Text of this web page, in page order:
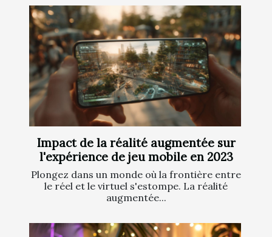
Impact de la réalité augmentée sur
l'expérience de jeu mobile en 2023
Plongez dans un monde où la frontière entre
le réel et le virtuel s'estompe. La réalité
augmentée...